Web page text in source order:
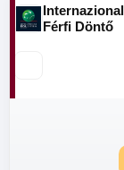
Férfi Döntő